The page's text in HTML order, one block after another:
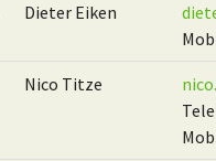
Dieter Eiken
Nico Titze